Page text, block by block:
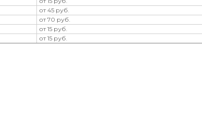
от 45 руб.
от 70 руб.
от 15 руб.
от 15 руб.